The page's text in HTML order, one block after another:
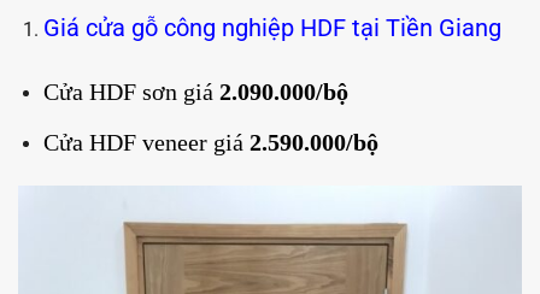
Giá cửa gỗ công nghiệp HDF tại Tiền Giang
Cửa HDF sơn giá 2.090.000/bộ
Cửa HDF veneer giá 2.590.000/bộ